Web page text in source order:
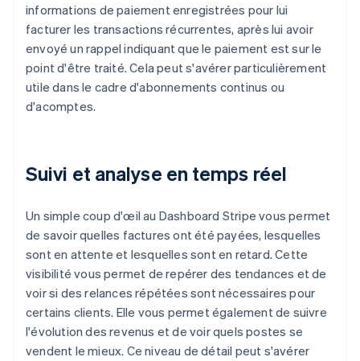
informations de paiement enregistrées pour lui
facturer les transactions récurrentes, après lui avoir
envoyé un rappel indiquant que le paiement est sur le
point d'être traité. Cela peut s'avérer particulièrement
utile dans le cadre d'abonnements continus ou
d'acomptes.
Suivi et analyse en temps réel
Un simple coup d'œil au Dashboard Stripe vous permet
de savoir quelles factures ont été payées, lesquelles
sont en attente et lesquelles sont en retard. Cette
visibilité vous permet de repérer des tendances et de
voir si des relances répétées sont nécessaires pour
certains clients. Elle vous permet également de suivre
l'évolution des revenus et de voir quels postes se
vendent le mieux. Ce niveau de détail peut s'avérer